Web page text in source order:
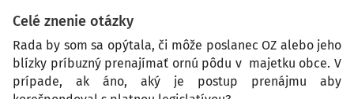
Celé znenie otázky
Rada by som sa opýtala, či môže poslanec OZ alebo jeho
blízky príbuzný prenajímať ornú pôdu v majetku obce. V
prípade, ak áno, aký je postup prenájmu aby